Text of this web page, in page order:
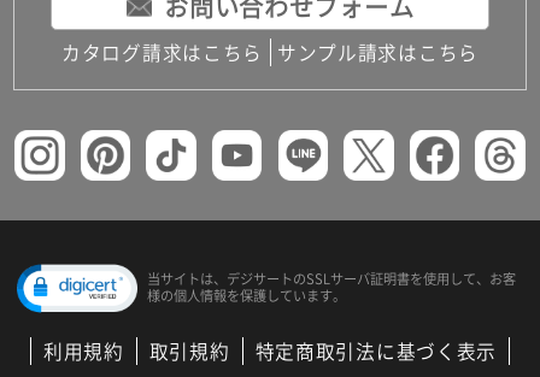
お問い合わせフォーム
カタログ請求はこちら サンプル請求はこちら
当サイトは、デジサートのSSLサーバ証明書を使用して、 お客
様の個人情報を保護しています。
利用規約 取引規約
特定商取引法に基づく表示